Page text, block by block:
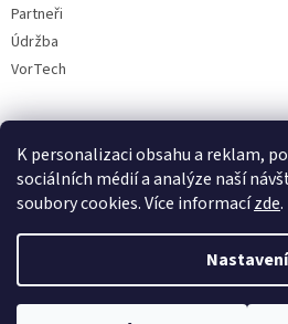
K personalizaci obsahu a reklam,
sociálních médií a analýze naší
soubory cookies. Více informacízde.
Nastavení
Partneři
Údržba
VorTech
Copyright 2026Aquavala.cz.